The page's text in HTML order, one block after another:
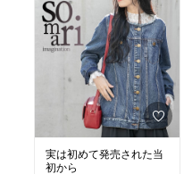
実は初めて発売された当
初から